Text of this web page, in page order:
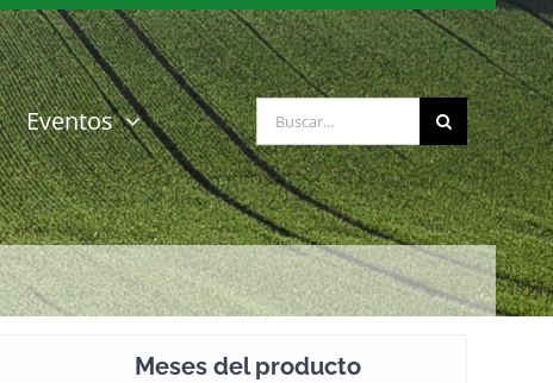
Eventos Buscar:
Meses del producto